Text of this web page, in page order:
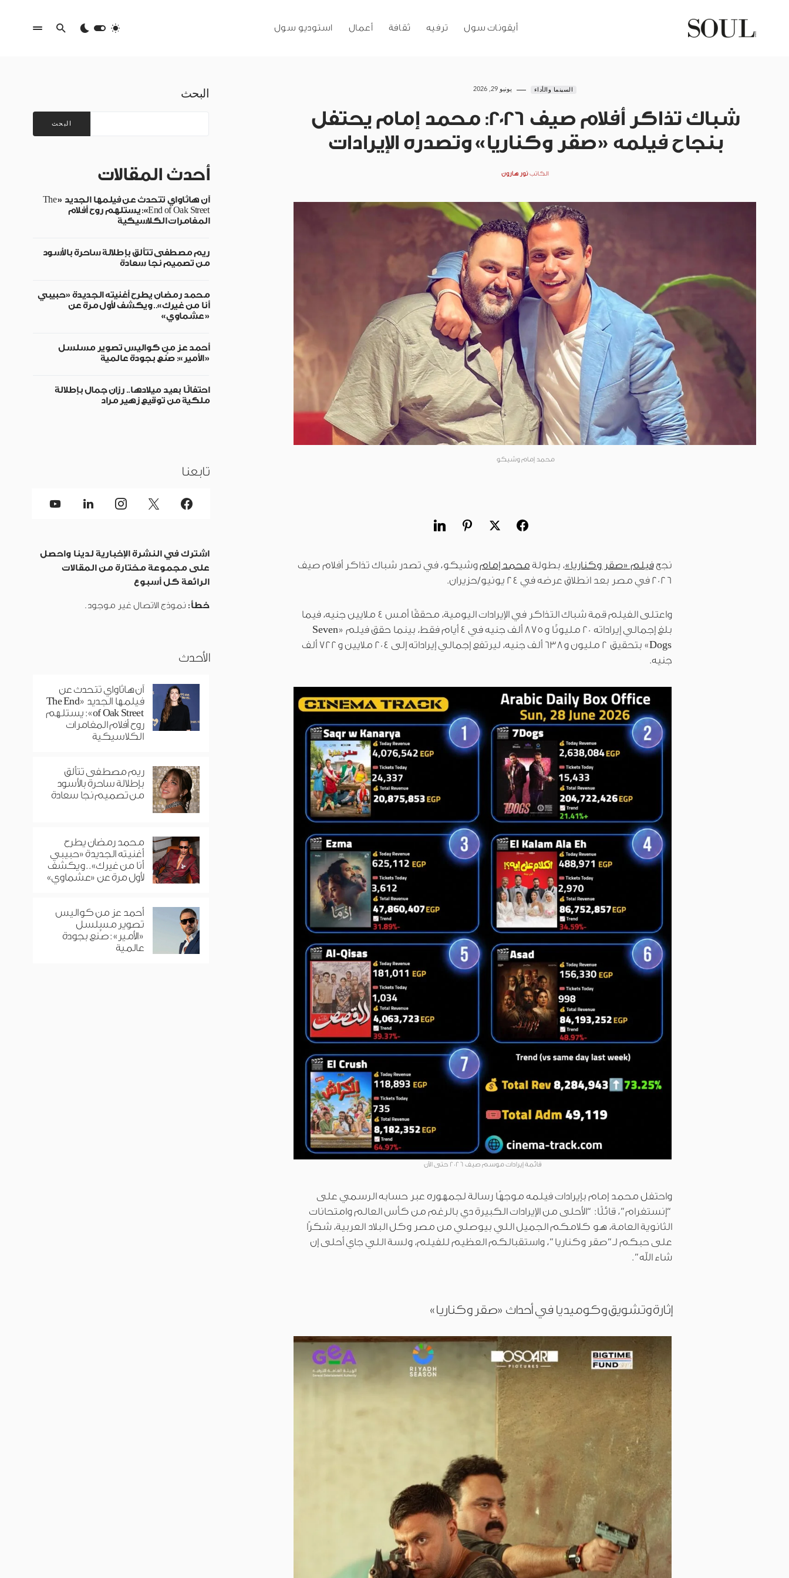
أيقونات سول ترفيه ثقافة أعمال استوديو سول
السينما والأداء يونيو 29, 2026
شباك تذاكر أفلام صيف 2026: محمد إمام يحتفل
بنجاح فيلمه «صقر وكناريا» وتصدره الإيرادات
الكاتب نور هارون
محمد إمام وشيكو
نجحفيلم «صقر وكناريا»، بطولة محمد إماموشيكو، في تصدر شباك تذاكر أفلام صيف
2026 في مصر بعد انطلاق عرضه في 24 يونيو/حزيران.
واعتلى الفيلم قمة شباك التذاكر في الإيرادات اليومية، محققًا أمس 4 ملايين جنيه، فيما
بلغ إجمالي إيراداته 20 مليونًا و875 ألف جنيه في 4 أيام فقط، بينما حقق فيلم «Seven
Dogs» بتحقيق 2 مليون و638 ألف جنيه، ليرتفع إجمالي إيراداته إلى 204 ملايين و722 ألف
جنيه.
قائمة إيرادات موسم صيف 2026 حتى الآن
واحتفل محمد إمام بإيرادات فيلمه موجهًا رسالة لجمهوره عبر حسابه الرسمي على
“إنستغرام”، قائلًا: “الأحلى من الإيرادات الكبيرة دي بالرغم من كأس العالم وامتحانات
الثانوية العامة، هو كلامكم الجميل اللي بيوصلي من مصر وكل البلاد العربية، شكرًا
على حبكم لـ”صقر وكناريا”، واستقبالكم العظيم للفيلم، ولسة اللي جاي أحلى إن
شاء الله”.
إثارة وتشويق وكوميديا في أحداث «صقر وكناريا»
البحث
البحث
أحدث المقالات
آن هاثاواي تتحدث عن فيلمها الجديد «The
End of Oak Street»: يستلهم روح أفلام
المغامرات الكلاسيكية
ريم مصطفى تتألق بإطلالة ساحرة بالأسود
من تصميم نجا سعادة
محمد رمضان يطرح أغنيته الجديدة «حبيبي
أنا من غيرك».. ويكشف لأول مرة عن
«عشماوي»
أحمد عز من كواليس تصوير مسلسل
«الأمير»: صُنع بجودة عالمية
احتفالًا بعيد ميلادها.. رزان جمال بإطلالة
ملكية من توقيع زهير مراد
تابعنا
اشترك في النشرة الإخبارية لدينا واحصل
على مجموعة مختارة من المقالات
الرائعة كل أسبوع
خطأ: نموذج الاتصال غير موجود.
الأحدث
آن هاثاواي تتحدث عن
فيلمها الجديد «The End
of Oak Street»: يستلهم
روح أفلام المغامرات
الكلاسيكية
ريم مصطفى تتألق
بإطلالة ساحرة بالأسود
من تصميم نجا سعادة
محمد رمضان يطرح
أغنيته الجديدة «حبيبي
أنا من غيرك».. ويكشف
لأول مرة عن «عشماوي»
أحمد عز من كواليس
تصوير مسلسل
«الأمير»: صُنع بجودة
عالمية